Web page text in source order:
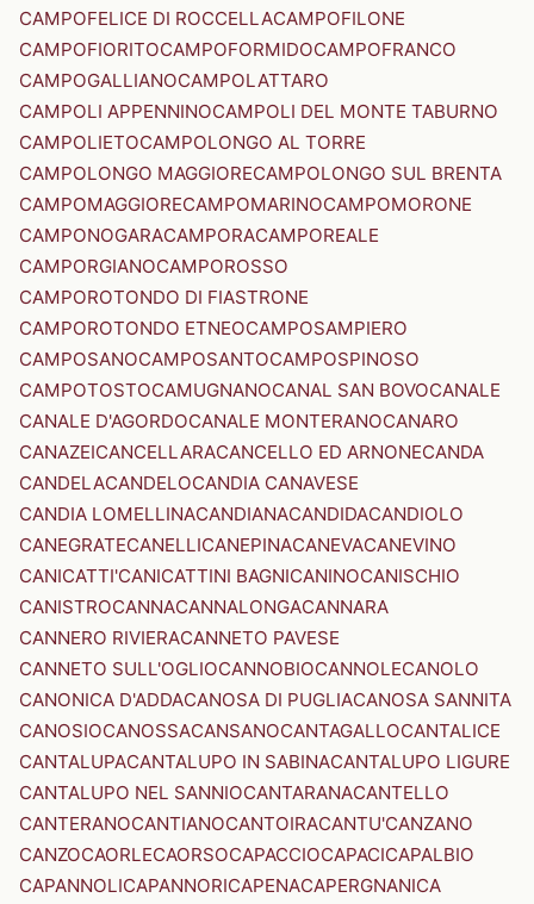
CAMPOFELICE DI ROCCELLACAMPOFILONE
CAMPOFIORITOCAMPOFORMIDOCAMPOFRANCO
CAMPOGALLIANOCAMPOLATTARO
CAMPOLI APPENNINOCAMPOLI DEL MONTE TABURNO
CAMPOLIETOCAMPOLONGO AL TORRE
CAMPOLONGO MAGGIORECAMPOLONGO SUL BRENTA
CAMPOMAGGIORECAMPOMARINOCAMPOMORONE
CAMPONOGARACAMPORACAMPOREALE
CAMPORGIANOCAMPOROSSO
CAMPOROTONDO DI FIASTRONE
CAMPOROTONDO ETNEOCAMPOSAMPIERO
CAMPOSANOCAMPOSANTOCAMPOSPINOSO
CAMPOTOSTOCAMUGNANOCANAL SAN BOVOCANALE
CANALE D'AGORDOCANALE MONTERANOCANARO
CANAZEICANCELLARACANCELLO ED ARNONECANDA
CANDELACANDELOCANDIA CANAVESE
CANDIA LOMELLINACANDIANACANDIDACANDIOLO
CANEGRATECANELLICANEPINACANEVACANEVINO
CANICATTI'CANICATTINI BAGNICANINOCANISCHIO
CANISTROCANNACANNALONGACANNARA
CANNERO RIVIERACANNETO PAVESE
CANNETO SULL'OGLIOCANNOBIOCANNOLECANOLO
CANONICA D'ADDACANOSA DI PUGLIACANOSA SANNITA
CANOSIOCANOSSACANSANOCANTAGALLOCANTALICE
CANTALUPACANTALUPO IN SABINACANTALUPO LIGURE
CANTALUPO NEL SANNIOCANTARANACANTELLO
CANTERANOCANTIANOCANTOIRACANTU'CANZANO
CANZOCAORLECAORSOCAPACCIOCAPACICAPALBIO
CAPANNOLICAPANNORICAPENACAPERGNANICA